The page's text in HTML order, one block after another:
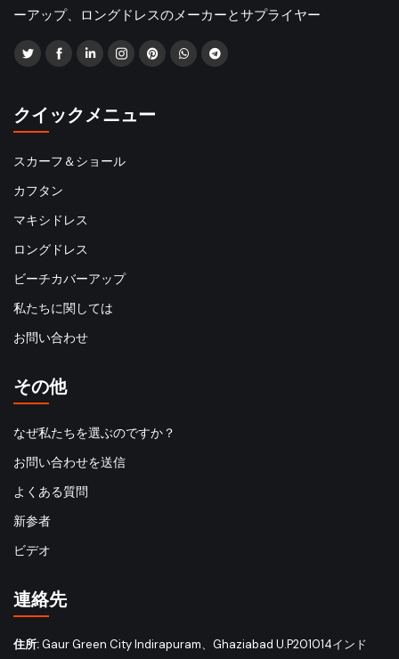
ーアップ、ロングドレスのメーカーとサプライヤー
クイックメニュー
スカーフ＆ショール
カフタン
マキシドレス
ロングドレス
ビーチカバーアップ
私たちに関しては
お問い合わせ
その他
なぜ私たちを選ぶのですか？
お問い合わせを送信
よくある質問
新参者
ビデオ
連絡先
住所:Gaur Green City Indirapuram、Ghaziabad U.P201014インド